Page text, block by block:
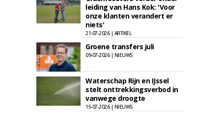
leiding van Hans Kok: 'Voor
onze klanten verandert er
niets'
21-07-2026 | ARTIKEL
Groene transfers juli
09-07-2026 | NIEUWS
Waterschap Rijn en IJssel
stelt onttrekkingsverbod in
vanwege droogte
15-07-2026 | NIEUWS